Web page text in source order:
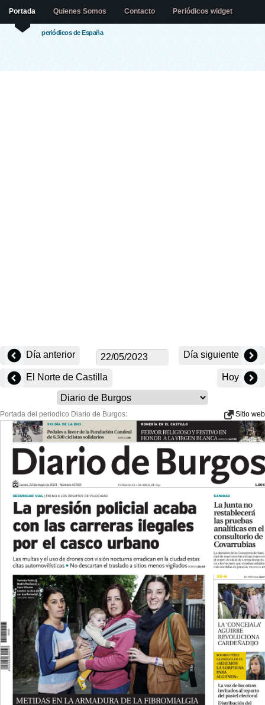
periódicos de España
Portada Quienes Somos Contacto Periódicos widget
Día anterior Día siguiente
El Norte de Castilla Hoy
Portada del periodico Diario de Burgos: Sitio web